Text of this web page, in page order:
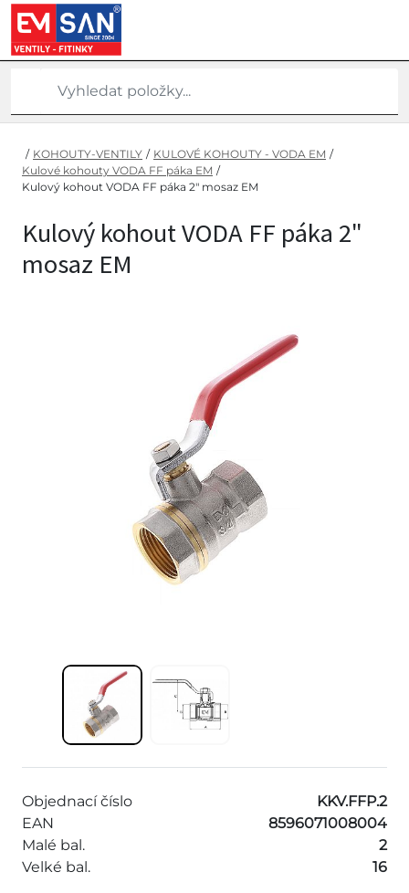
/ KOHOUTY-VENTILY / KULOVÉ KOHOUTY - VODA EM /
Kulové kohouty VODA FF páka EM /
Kulový kohout VODA FF páka 2" mosaz EM
Kulový kohout VODA FF páka 2"
mosaz EM
Objednací číslo
KKV.FFP.2
EAN
8596071008004
Malé bal.
2
Velké bal.
16